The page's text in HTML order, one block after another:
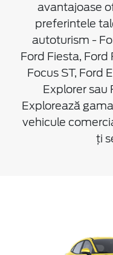
avantajoase
preferintele
autoturism -
Ford Fiesta, Ford
Focus ST, Ford
Explorer sau
Explorează
vehicule
ți